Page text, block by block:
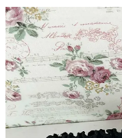
a
v
i
g
a
t
i
o